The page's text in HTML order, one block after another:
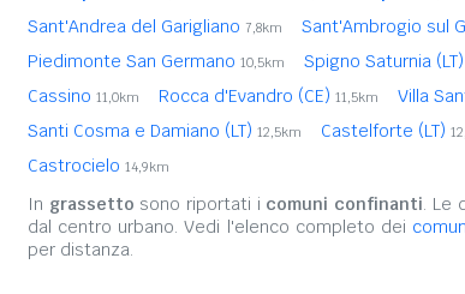
Sant'Andrea del Garigliano 7,8km Sant'Ambrogio sul
Piedimonte San Germano 10,5km Spigno Saturnia (LT)
Cassino 11,0km Rocca d'Evandro (CE) 11,5km Villa
Santi Cosma e Damiano (LT) 12,5km Castelforte (LT)
Castrocielo 14,9km
In grassetto sono riportati i comuni confinanti. Le
dal centro urbano. Vedi l'elenco completo dei
per distanza.